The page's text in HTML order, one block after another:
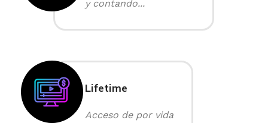
y contando...
Lifetime
Acceso de por vida